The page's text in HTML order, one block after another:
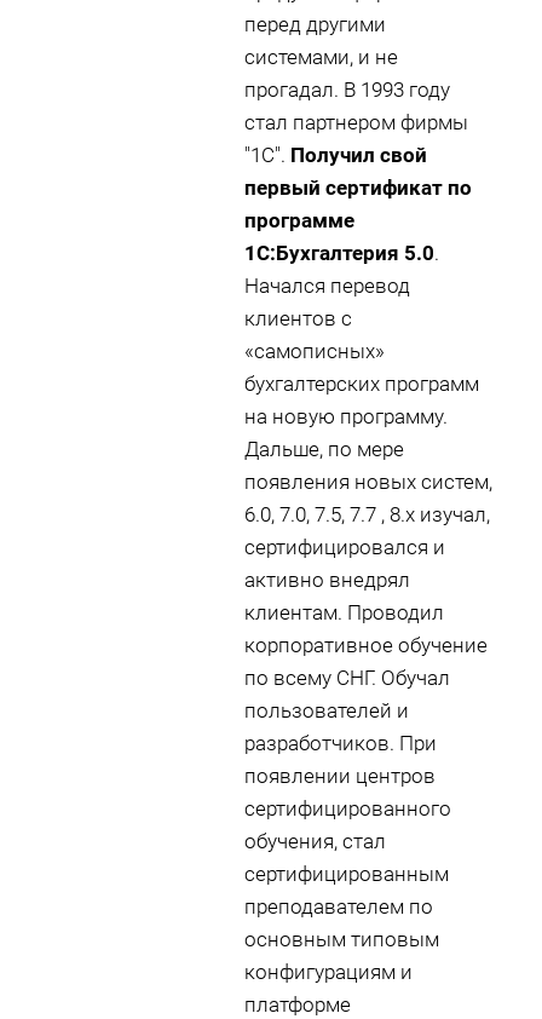
перед другими
системами, и не
прогадал. В 1993 году
стал партнером фирмы
"1С". Получил свой
первый сертификат по
программе
1С:Бухгалтерия 5.0.
Начался перевод
клиентов с
«самописных»
бухгалтерских программ
на новую программу.
Дальше, по мере
появления новых систем,
6.0, 7.0, 7.5, 7.7 , 8.х изучал,
сертифицировался и
активно внедрял
клиентам. Проводил
корпоративное обучение
по всему СНГ. Обучал
пользователей и
разработчиков. При
появлении центров
сертифицированного
обучения, стал
сертифицированным
преподавателем по
основным типовым
конфигурациям и
платформе